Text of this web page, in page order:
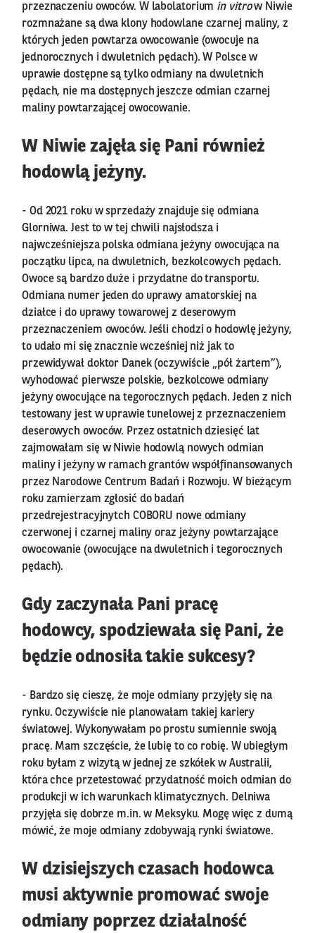
przeznaczeniu owoców. W labolatorium in vitrow Niwie
rozmnażane są dwa klony hodowlane czarnej maliny, z
których jeden powtarza owocowanie (owocuje na
jednorocznych i dwuletnich pędach). W Polsce w
uprawie dostępne są tylko odmiany na dwuletnich
pędach, nie ma dostępnych jeszcze odmian czarnej
maliny powtarzającej owocowanie.
W Niwie zajęła się Pani również
hodowlą jeżyny.
- Od 2021 roku w sprzedaży znajduje się odmiana
Glorniwa. Jest to w tej chwili najsłodsza i
najwcześniejsza polska odmiana jeżyny owocująca na
początku lipca, na dwuletnich, bezkolcowych pędach.
Owoce są bardzo duże i przydatne do transportu.
Odmiana numer jeden do uprawy amatorskiej na
działce i do uprawy towarowej z deserowym
przeznaczeniem owoców. Jeśli chodzi o hodowlę jeżyny,
to udało mi się znacznie wcześniej niż jak to
przewidywał doktor Danek (oczywiście „pół żartem”),
wyhodować pierwsze polskie, bezkolcowe odmiany
jeżyny owocujące na tegorocznych pędach. Jeden z nich
testowany jest w uprawie tunelowej z przeznaczeniem
deserowych owoców. Przez ostatnich dziesięć lat
zajmowałam się w Niwie hodowlą nowych odmian
maliny i jeżyny w ramach grantów współfinansowanych
przez Narodowe Centrum Badań i Rozwoju. W bieżącym
roku zamierzam zgłosić do badań
przedrejestracyjnytch COBORU nowe odmiany
czerwonej i czarnej maliny oraz jeżyny powtarzające
owocowanie (owocujące na dwuletnich i tegorocznych
pędach).
Gdy zaczynała Pani pracę
hodowcy, spodziewała się Pani, że
będzie odnosiła takie sukcesy?
- Bardzo się cieszę, że moje odmiany przyjęły się na
rynku. Oczywiście nie planowałam takiej kariery
światowej. Wykonywałam po prostu sumiennie swoją
pracę. Mam szczęście, że lubię to co robię. W ubiegłym
roku byłam z wizytą w jednej ze szkółek w Australii,
która chce przetestować przydatność moich odmian do
produkcji w ich warunkach klimatycznych. Delniwa
przyjęła się dobrze m.in. w Meksyku. Mogę więc z dumą
mówić, że moje odmiany zdobywają rynki światowe.
W dzisiejszych czasach hodowca
musi aktywnie promować swoje
odmiany poprzez działalność